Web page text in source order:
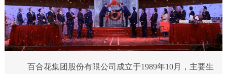
百合花集团股份有限公司成立于1989年10月，主要生